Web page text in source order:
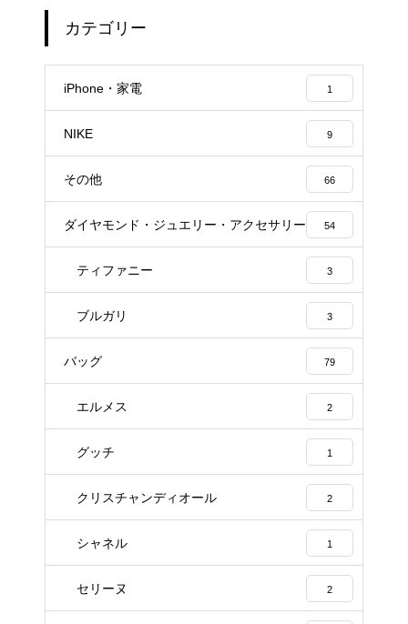
カテゴリー
iPhone・家電 1
NIKE 9
その他 66
ダイヤモンド・ジュエリー・アクセサリー 54
ティファニー 3
ブルガリ 3
バッグ 79
エルメス 2
グッチ 1
クリスチャンディオール 2
シャネル 1
セリーヌ 2